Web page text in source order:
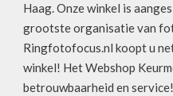
Haag. Onze winkel is
grootste organisatie van
Ringfotofocus.nl koopt u
winkel! Het Webshop
betrouwbaarheid en service!